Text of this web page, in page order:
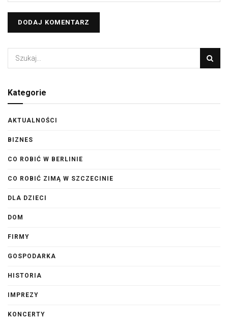
Kategorie
AKTUALNOŚCI
BIZNES
CO ROBIĆ W BERLINIE
CO ROBIĆ ZIMĄ W SZCZECINIE
DLA DZIECI
DOM
FIRMY
GOSPODARKA
HISTORIA
IMPREZY
KONCERTY